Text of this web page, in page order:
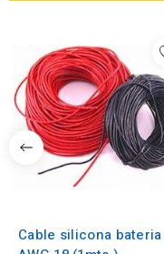
Cable silicona bateria